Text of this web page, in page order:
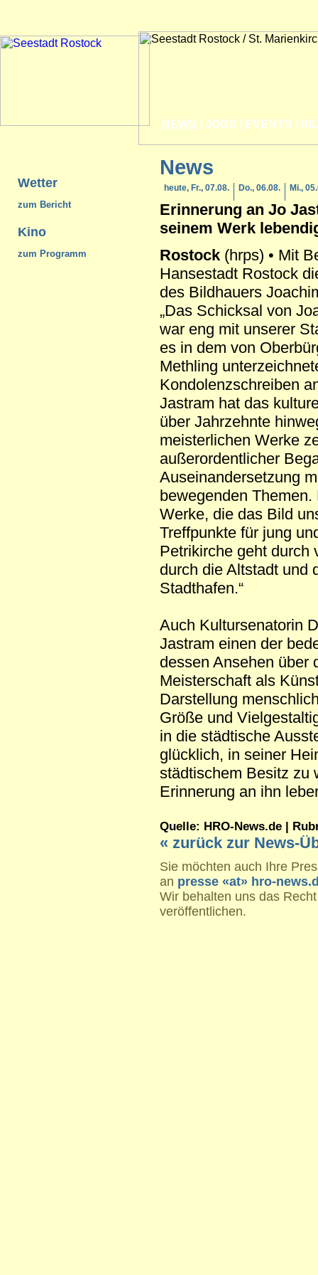
NEWS JOBS EVENTS
Wetter
zum Bericht
Kino
zum Programm
News
heute, Fr., 07.08. Do., 06.08. Mi.,
Erinnerung an Jo
seinem Werk
Rostock (hrps) • Mit
Hansestadt Rostock
des Bildhauers
„Das Schicksal von
war eng mit unserer
es in dem von
Methling
Kondolenzschreiben
Jastram hat das
über Jahrzehnte
meisterlichen Werke
außerordentlicher
Auseinandersetzung
bewegenden
Werke, die das Bild
Treffpunkte für jung
Petrikirche geht durch
durch die Altstadt und
Stadthafen.“
Auch Kultursenatorin
Jastram einen der
dessen Ansehen über
Meisterschaft als
Darstellung
Größe und
in die städtische
glücklich, in seiner
städtischem Besitz zu
Erinnerung an ihn
Quelle: HRO-News.de |
« zurück zur News-
Sie möchten auch Ihre
an presse «at» hro-
Wir behalten uns das
veröffentlichen.